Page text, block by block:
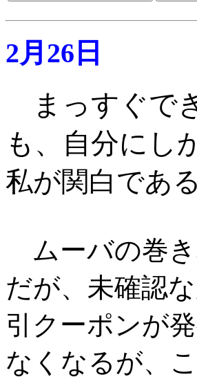
2月26日
まっすぐで
も、自分にし
私が関白である
ムーバの巻
だが、未確認
引クーポンが
なくなるが、